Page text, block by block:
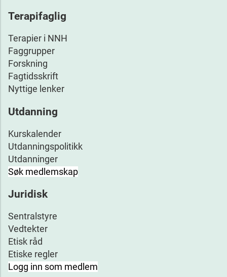
Terapifaglig
Terapier i NNH
Faggrupper
Forskning
Fagtidsskrift
Nyttige lenker
Utdanning
Kurskalender
Utdanningspolitikk
Utdanninger
Søk medlemskap
Juridisk
Sentralstyre
Vedtekter
Etisk råd
Etiske regler
Logg inn som medlem